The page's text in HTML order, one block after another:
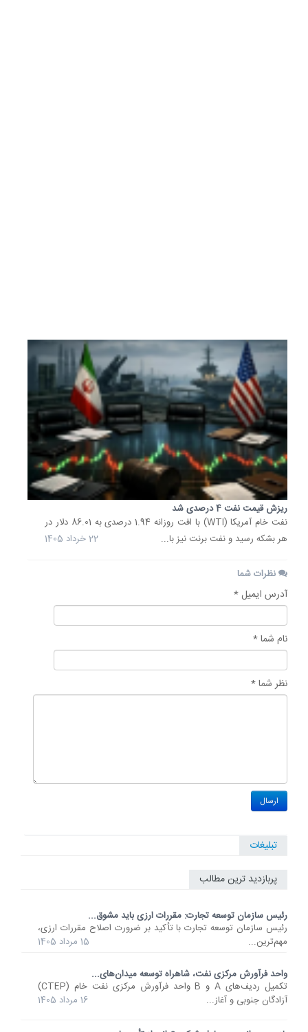
ریزش قیمت نفت 4 درصدی شد
نفت خام آمریکا (WTI) با افت روزانه 1.94 درصدی به 86.01 دلار در
هر بشکه رسید و نفت برنت نیز با...
22 خرداد 1405
نظرات شما
آدرس ایمیل *
نام شما *
نظر شما *
تبلیغات
پربازدید ترین مطالب
رئیس سازمان توسعه تجارت: مقررات ارزی باید مشوق...
رئیس سازمان توسعه تجارت با تأکید بر ضرورت اصلاح مقررات ارزی،
مهم‌ترین...
15 مرداد 1405
واحد فرآورش مرکزی نفت، شاهراه توسعه میدان‌های...
تکمیل ردیف‌های A و B واحد فرآورش مرکزی نفت خام (CTEP)
آزادگان جنوبی و آغاز...
16 مرداد 1405